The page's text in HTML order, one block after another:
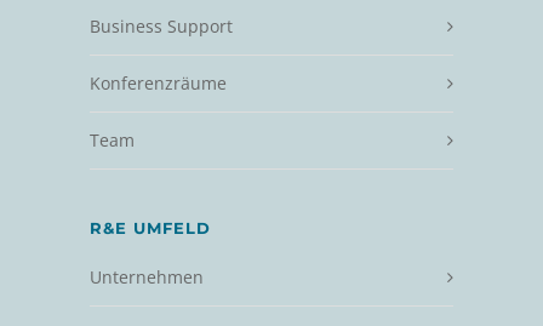
Business Support
Konferenzräume
Team
R&E UMFELD
Unternehmen